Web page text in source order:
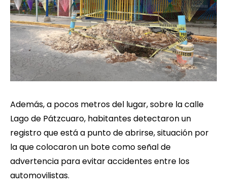
Además, a pocos metros del lugar, sobre la calle
Lago de Pátzcuaro, habitantes detectaron un
registro que está a punto de abrirse, situación por
la que colocaron un bote como señal de
advertencia para evitar accidentes entre los
automovilistas.